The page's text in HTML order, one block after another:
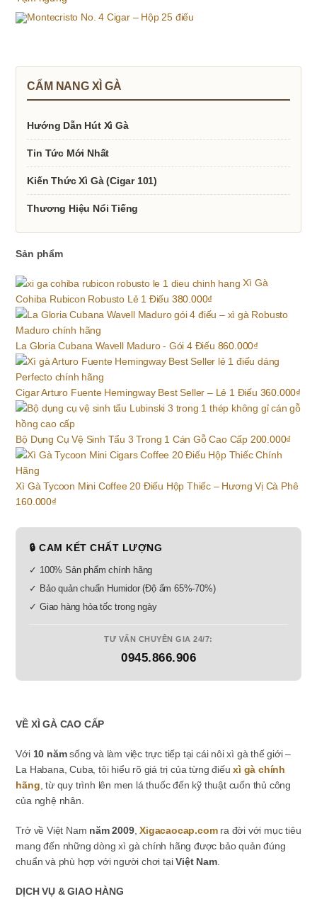
CẨM NANG XÌ GÀ
Hướng Dẫn Hút Xì Gà
Tin Tức Mới Nhất
Kiến Thức Xì Gà (Cigar 101)
Thương Hiệu Nổi Tiếng
Sản phẩm
Xì Gà
Cohiba Rubicon Robusto Lẻ 1 Điếu 380.000₫
La Gloria Cubana Wavell Maduro - Gói 4 Điếu 860.000₫
Cigar Arturo Fuente Hemingway Best Seller – Lẻ 1 Điếu 360.000₫
Bộ Dụng Cụ Vệ Sinh Tẩu 3 Trong 1 Cán Gỗ Cao Cấp 200.000₫
Xì Gà Tycoon Mini Coffee 20 Điếu Hộp Thiếc – Hương Vị Cà Phê
160.000₫
🔒 CAM KẾT CHẤT LƯỢNG
✓ 100% Sản phẩm chính hãng
✓ Bảo quản chuẩn Humidor (Độ ẩm 65%-70%)
✓ Giao hàng hỏa tốc trong ngày
TƯ VẤN CHUYÊN GIA 24/7:
0945.866.906
VỀ XÌ GÀ CAO CẤP
Với 10 nămsống và làm việc trực tiếp tại cái nôi xì gà thế giới –
La Habana, Cuba, tôi hiểu rõ giá trị của từng điếuxì gà chính
hãng , từ quy trình lên men lá thuốc đến kỹ thuật cuốn thủ công
của nghệ nhân.
Trở về Việt Nam năm 2009,Xigacaocap.comra đời với mục tiêu
mang đến những dòng xì gà chính hãng được bảo quản đúng
chuẩn và phù hợp với người chơi tạiViệt Nam.
DỊCH VỤ & GIAO HÀNG